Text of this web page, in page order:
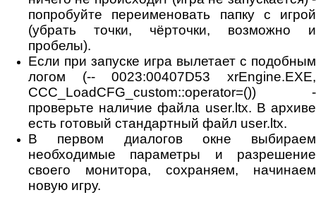
попробуйте переименовать папку с игрой
(убрать точки, чёрточки, возможно и
пробелы).
Если при запуске игра вылетает с подобным
логом (-- 0023:00407D53 xrEngine.EXE,
CCC_LoadCFG_custom::operator=()) -
проверьте наличие файла user.ltx. В архиве
есть готовый стандартный файл user.ltx.
В первом диалогов окне выбираем
необходимые параметры и разрешение
своего монитора, сохраняем, начинаем
новую игру.